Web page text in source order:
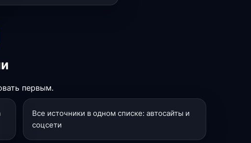
первым.
Все источники в одном списке: автосайты и
соцсети